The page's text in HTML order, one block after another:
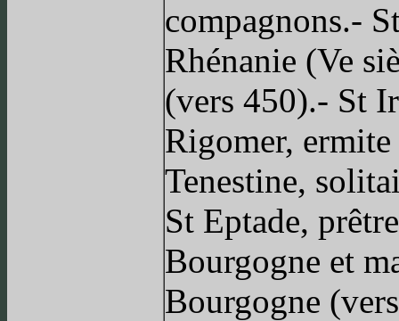
compagnons.-
Rhénanie (Ve
(vers 450).- St
Rigomer,
Tenestine,
St Eptade,
Bourgogne et
Bourgogne